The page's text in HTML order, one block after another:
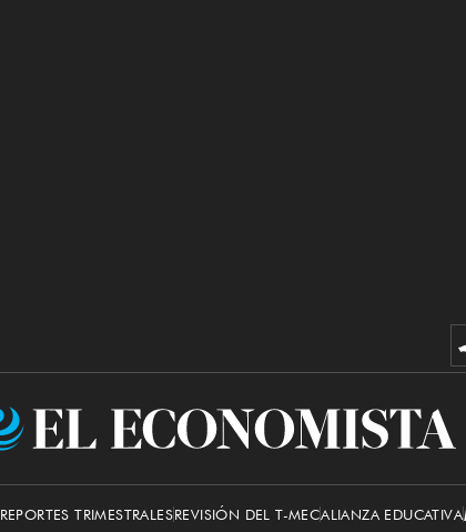
El
REPORTES TRIMESTRALESREVISIÓN DEL T-MECALIANZA EDUCATIVA